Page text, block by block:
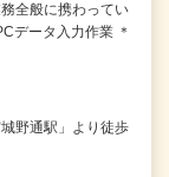
全般に携わってい
データ入力作業 ＊
野通駅」より徒歩